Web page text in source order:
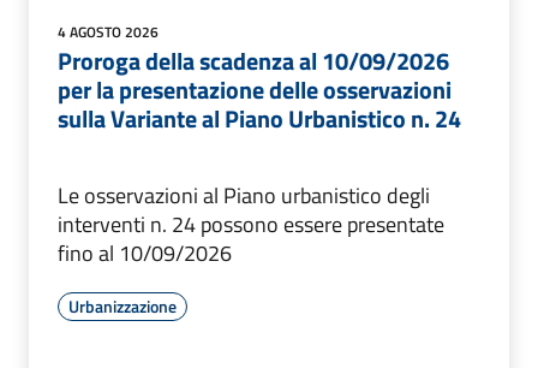
4 AGOSTO 2026
Proroga della scadenza al 10/09/2026
per la presentazione delle osservazioni
sulla Variante al Piano Urbanistico n. 24
Le osservazioni al Piano urbanistico degli
interventi n. 24 possono essere presentate
fino al 10/09/2026
Urbanizzazione